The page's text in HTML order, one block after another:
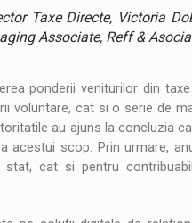
Taxe Directe, Victoria
Associate, Reff &
ponderii veniturilor din
voluntare, cat si o serie de
au ajuns la concluzia
acestui scop. Prin urmare,
cat si pentru